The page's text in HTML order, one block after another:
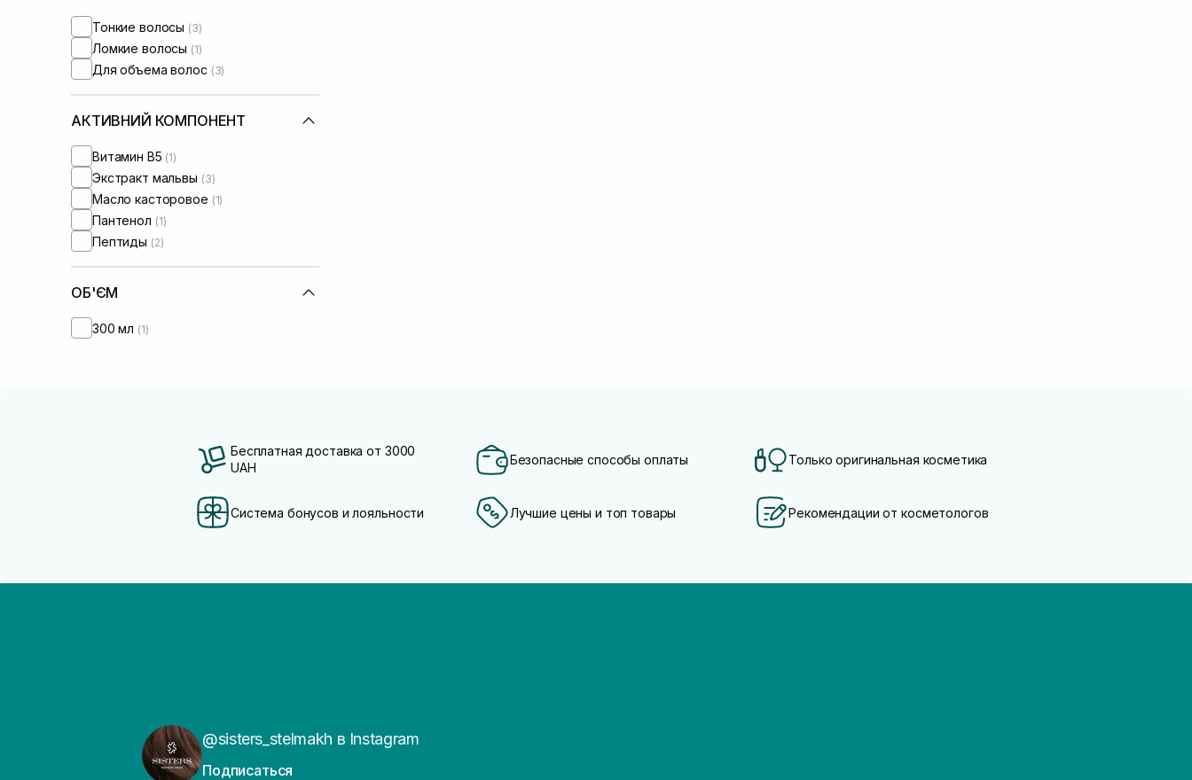
Тонкие волосы (3)
Ломкие волосы (1)
Для объема волос (3)
АКТИВНИЙ КОМПОНЕНТ
Витамин B5 (1)
Экстракт мальвы (3)
Масло касторовое (1)
Пантенол (1)
Пептиды (2)
ОБ'ЄМ
300 мл (1)
Бесплатная доставка от 3000
UAH
Безопасные способы оплаты Только оригинальная косметика
Система бонусов и лояльности Лучшие цены и топ товары Рекомендации от косметологов
@sisters_stelmakh в Instagram
Подписаться